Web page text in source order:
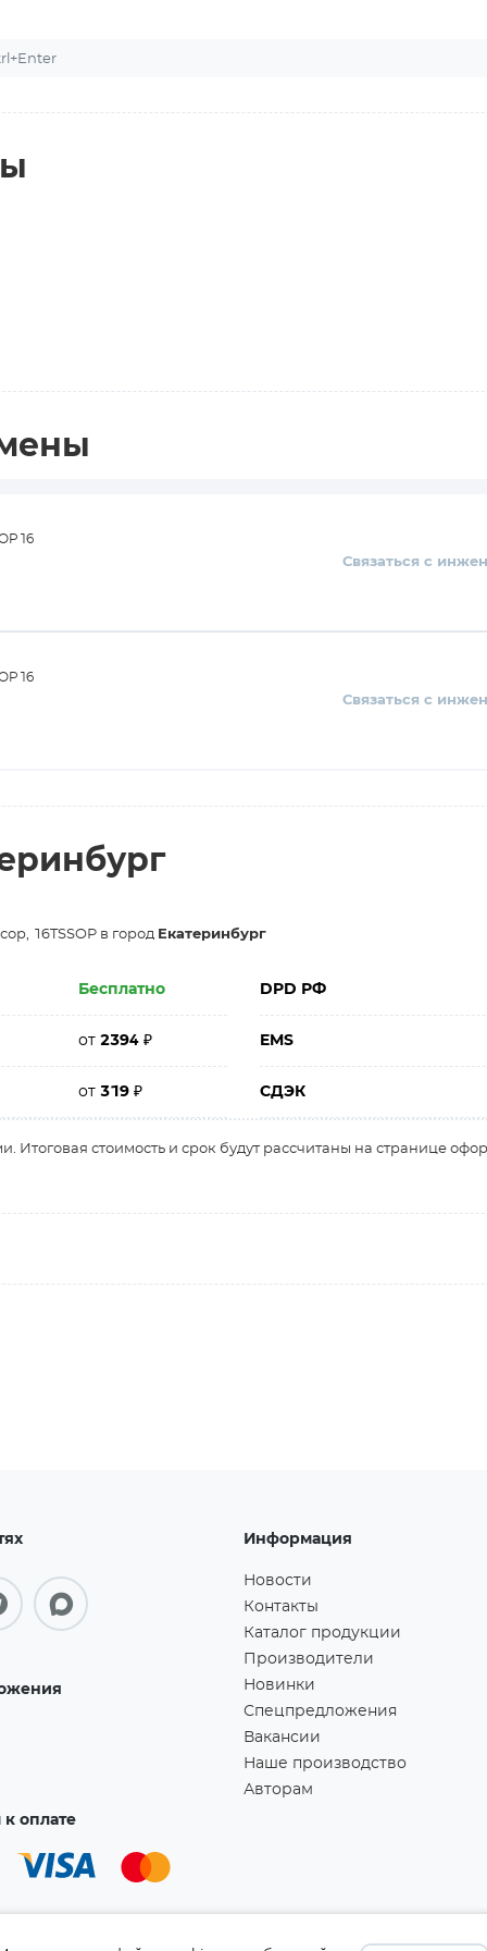
Связаться с
Связаться с
16TSSOP в город Екатеринбург
Бесплатно DPD РФ
от2394₽ EMS
от319₽ СДЭК
Итоговая стоимость и срок будут рассчитаны на странице
оплате
Информация
Новости
Контакты
Каталог продукции
Производители
Новинки
Спецпредложения
Вакансии
Наше производство
Авторам